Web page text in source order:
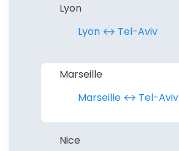
Lyon
Lyon ↔︎ Tel-Aviv
Marseille
Marseille ↔︎ Tel-Aviv
Nice